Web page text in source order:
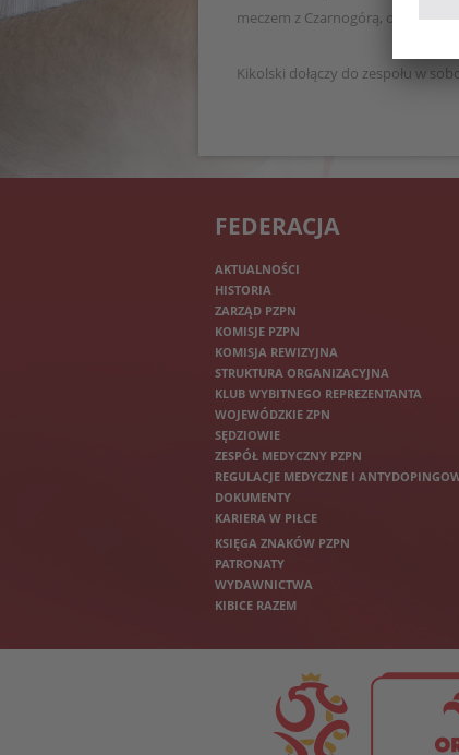
meczem z Czarnogórą, opuścił
Kikolski dołączy do zespołu w
FEDERACJA
AKTUALNOŚCI
HISTORIA
ZARZĄD PZPN
KOMISJE PZPN
KOMISJA REWIZYJNA
STRUKTURA ORGANIZACYJNA
KLUB WYBITNEGO REPREZENTANTA
WOJEWÓDZKIE ZPN
SĘDZIOWIE
ZESPÓŁ MEDYCZNY PZPN
REGULACJE MEDYCZNE I
DOKUMENTY
KARIERA W PIŁCE
KSIĘGA ZNAKÓW PZPN
PATRONATY
WYDAWNICTWA
KIBICE RAZEM